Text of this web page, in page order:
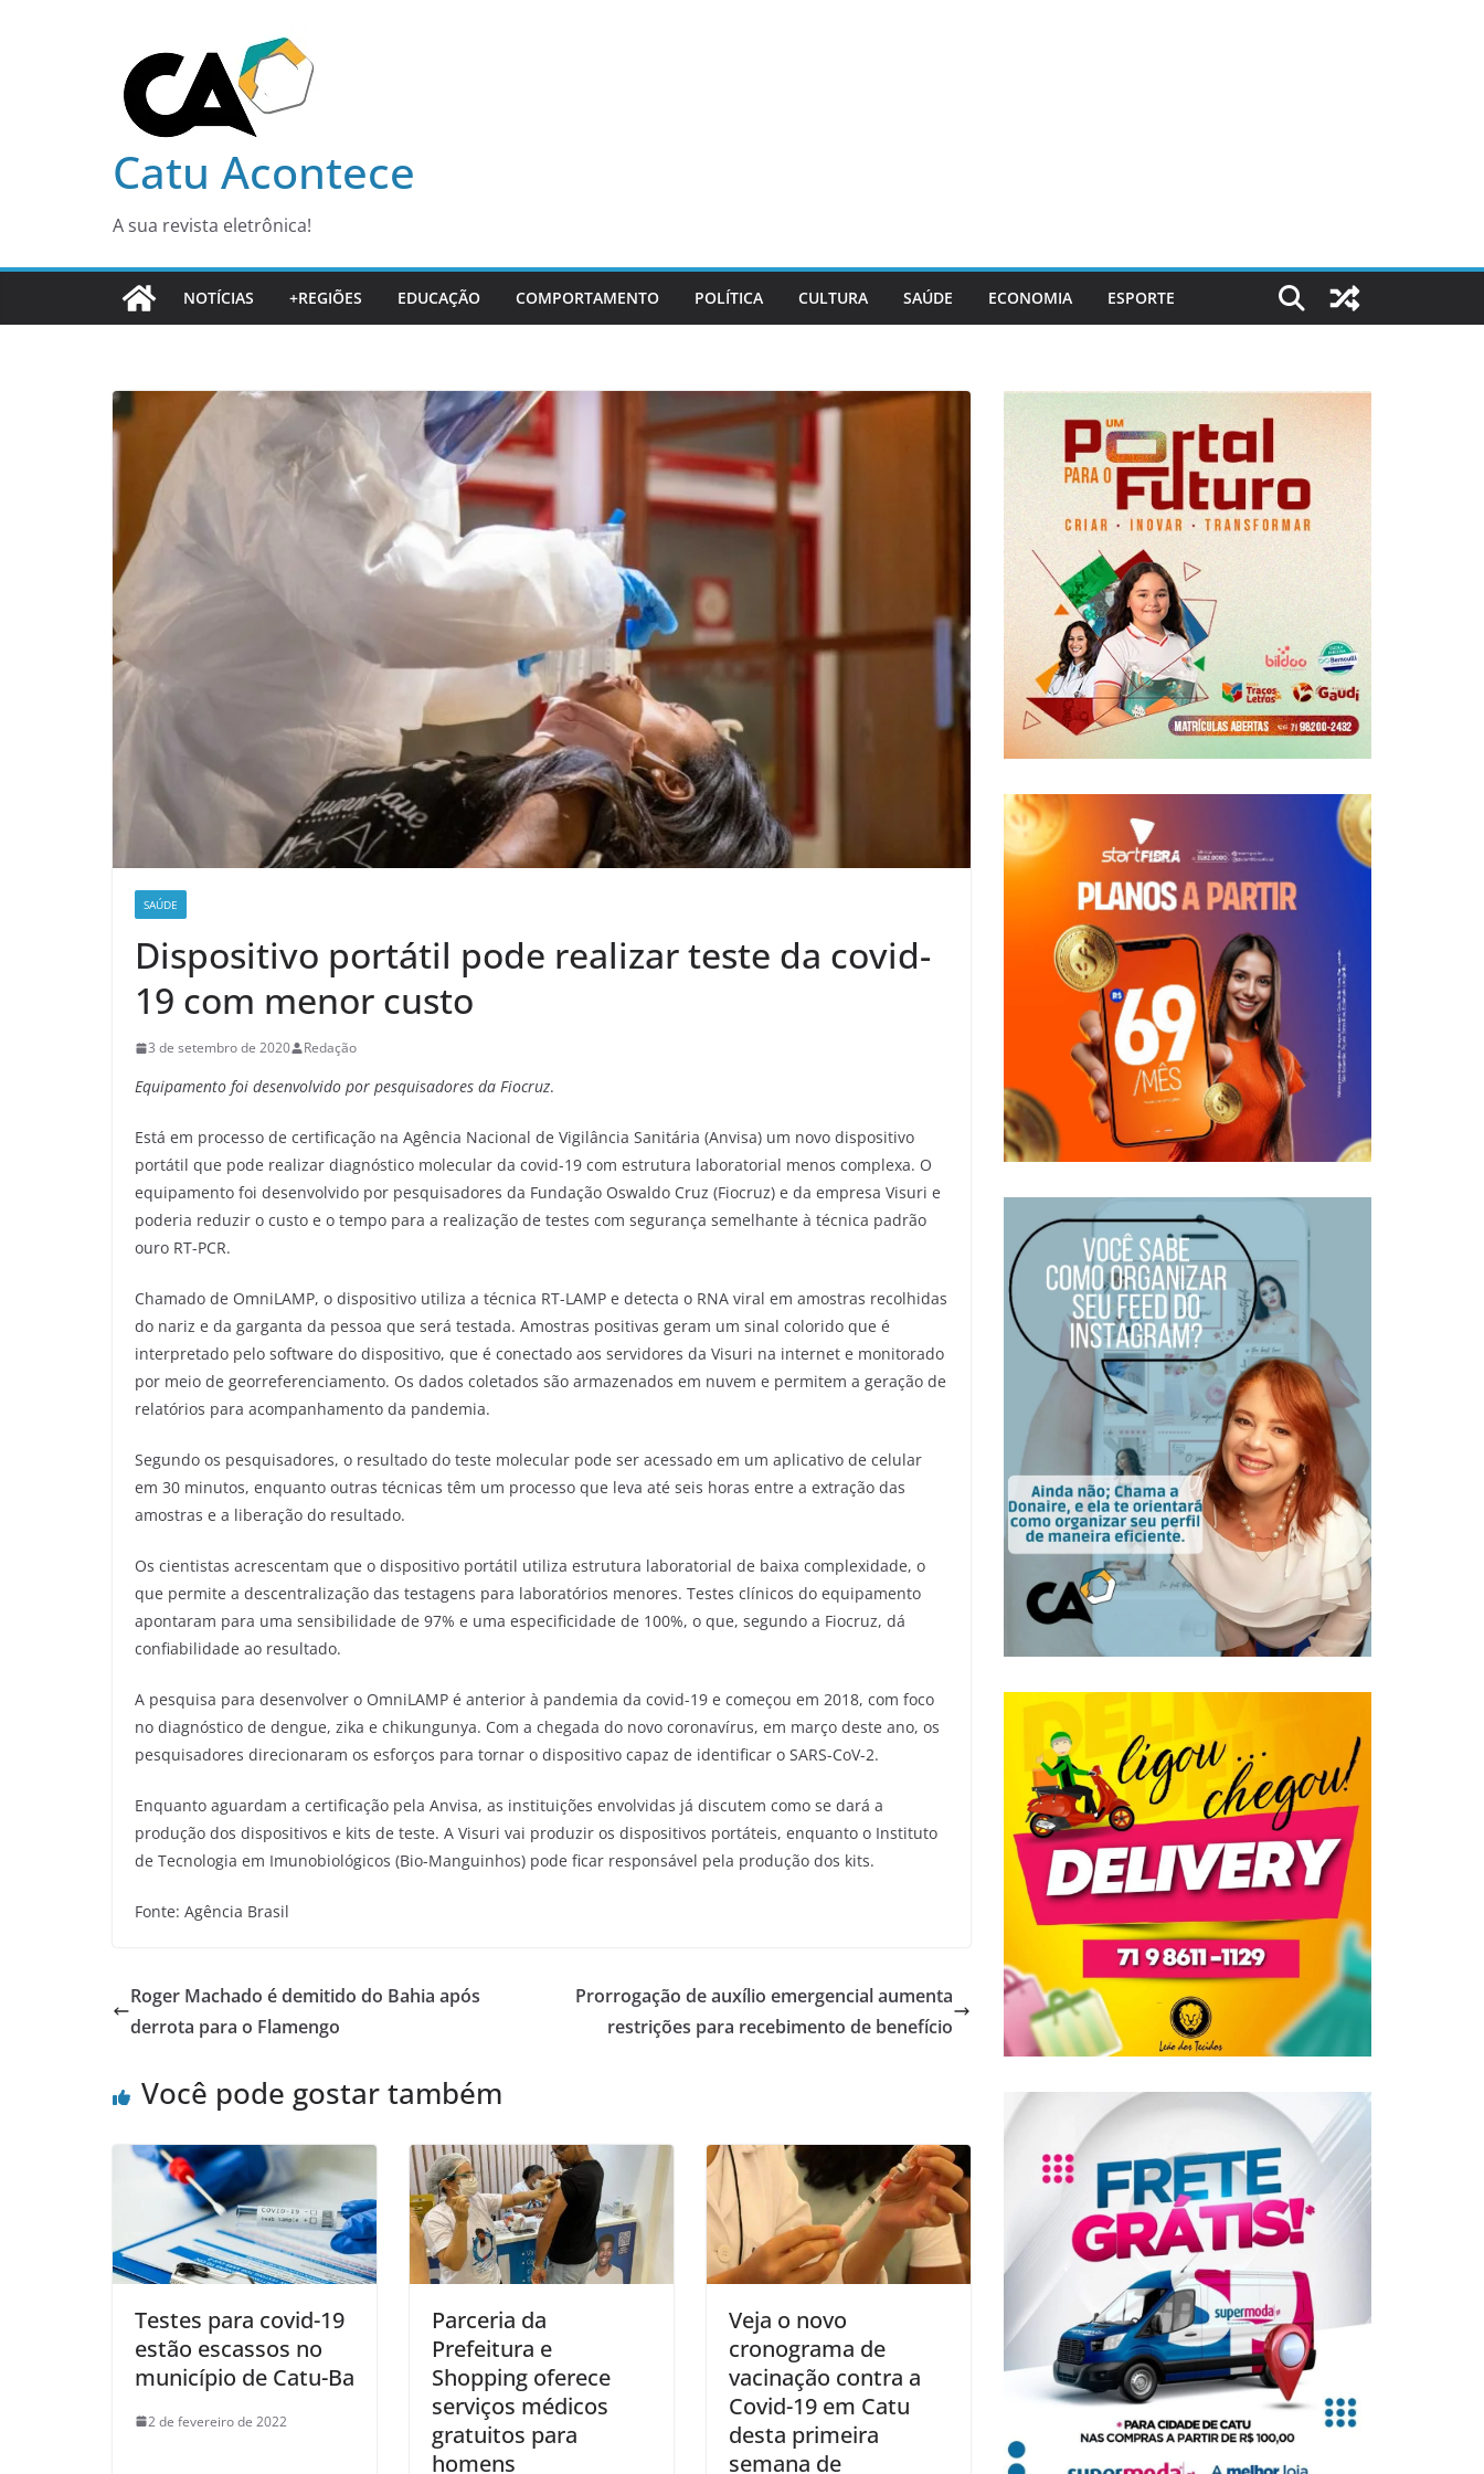
Catu Acontece
A sua revista eletrônica!
NOTÍCIAS +REGIÕES EDUCAÇÃO COMPORTAMENTO POLÍTICA CULTURA SAÚDE ECONOMIA ESPORTE
SAÚDE
Dispositivo portátil pode realizar teste da covid-
19 com menor custo
3 de setembro de 2020 Redação
Equipamento foi desenvolvido por pesquisadores da Fiocruz.
Está em processo de certificação na Agência Nacional de Vigilância Sanitária (Anvisa) um novo dispositivo
portátil que pode realizar diagnóstico molecular da covid-19 com estrutura laboratorial menos complexa. O
equipamento foi desenvolvido por pesquisadores da Fundação Oswaldo Cruz (Fiocruz) e da empresa Visuri e
poderia reduzir o custo e o tempo para a realização de testes com segurança semelhante à técnica padrão
ouro RT-PCR.
Chamado de OmniLAMP, o dispositivo utiliza a técnica RT-LAMP e detecta o RNA viral em amostras recolhidas
do nariz e da garganta da pessoa que será testada. Amostras positivas geram um sinal colorido que é
interpretado pelo software do dispositivo, que é conectado aos servidores da Visuri na internet e monitorado
por meio de georreferenciamento. Os dados coletados são armazenados em nuvem e permitem a geração de
relatórios para acompanhamento da pandemia.
Segundo os pesquisadores, o resultado do teste molecular pode ser acessado em um aplicativo de celular
em 30 minutos, enquanto outras técnicas têm um processo que leva até seis horas entre a extração das
amostras e a liberação do resultado.
Os cientistas acrescentam que o dispositivo portátil utiliza estrutura laboratorial de baixa complexidade, o
que permite a descentralização das testagens para laboratórios menores. Testes clínicos do equipamento
apontaram para uma sensibilidade de 97% e uma especificidade de 100%, o que, segundo a Fiocruz, dá
confiabilidade ao resultado.
A pesquisa para desenvolver o OmniLAMP é anterior à pandemia da covid-19 e começou em 2018, com foco
no diagnóstico de dengue, zika e chikungunya. Com a chegada do novo coronavírus, em março deste ano, os
pesquisadores direcionaram os esforços para tornar o dispositivo capaz de identificar o SARS-CoV-2.
Enquanto aguardam a certificação pela Anvisa, as instituições envolvidas já discutem como se dará a
produção dos dispositivos e kits de teste. A Visuri vai produzir os dispositivos portáteis, enquanto o Instituto
de Tecnologia em Imunobiológicos (Bio-Manguinhos) pode ficar responsável pela produção dos kits.
Fonte: Agência Brasil
Roger Machado é demitido do Bahia após
derrota para o Flamengo
Prorrogação de auxílio emergencial aumenta
restrições para recebimento de benefício
Você pode gostar também
Testes para covid-19
estão escassos no
município de Catu-Ba
2 de fevereiro de 2022
Parceria da
Prefeitura e
Shopping oferece
serviços médicos
gratuitos para
homens
Veja o novo
cronograma de
vacinação contra a
Covid-19 em Catu
desta primeira
semana de